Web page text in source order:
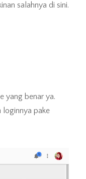
salahnya di sini.
yang benar ya.
loginnya pake